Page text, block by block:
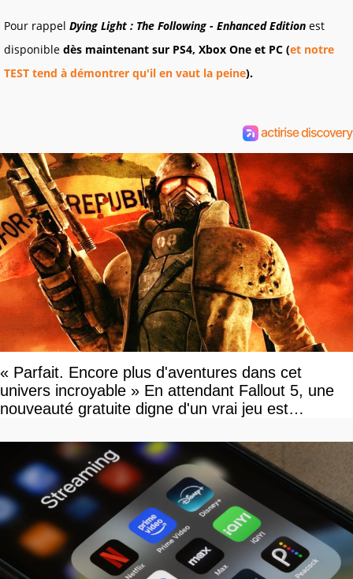
Pour rappel Dying Light : The Following - Enhanced Edition est
disponible dès maintenant sur PS4, Xbox One et PC (et notre
TEST tend à démontrer qu'il en vaut la peine).
« Parfait. Encore plus d'aventures dans cet
univers incroyable » En attendant Fallout 5, une
nouveauté gratuite digne d'un vrai jeu est